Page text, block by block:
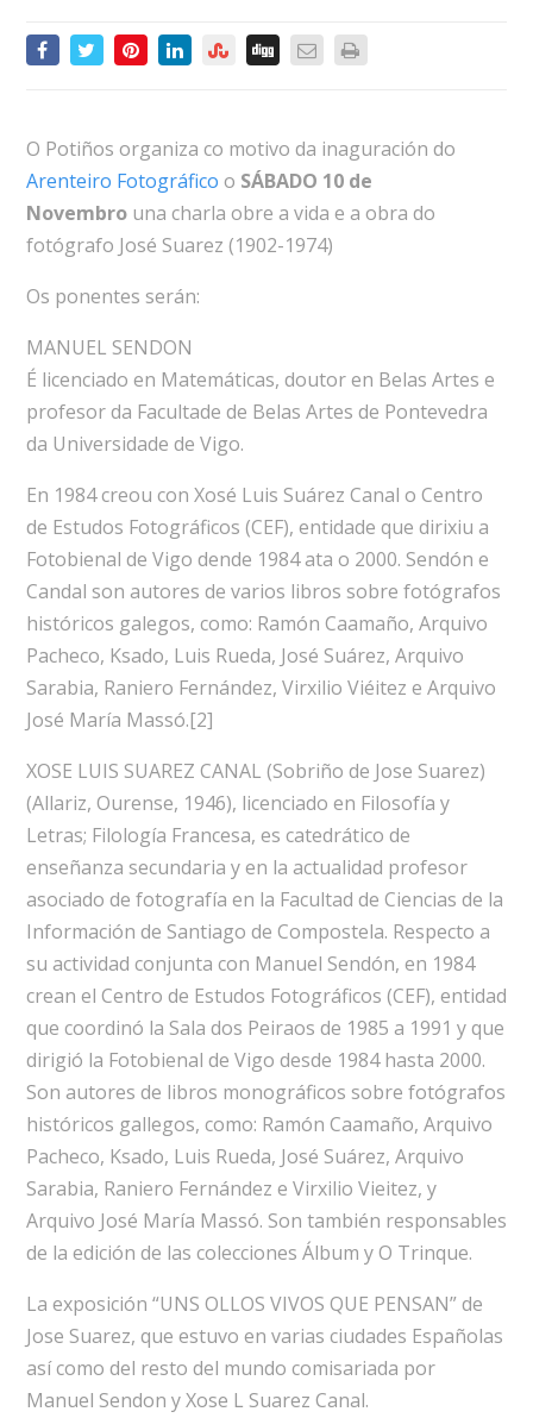
O Potiños organiza co motivo da inaguración do
Arenteiro Fotográfico o SÁBADO 10 de
Novembro una charla obre a vida e a obra do
fotógrafo José Suarez (1902-1974)
Os ponentes serán:
MANUEL SENDON
É licenciado en Matemáticas, doutor en Belas Artes e
profesor da Facultade de Belas Artes de Pontevedra
da Universidade de Vigo.
En 1984 creou con Xosé Luis Suárez Canal o Centro
de Estudos Fotográficos (CEF), entidade que dirixiu a
Fotobienal de Vigo dende 1984 ata o 2000. Sendón e
Candal son autores de varios libros sobre fotógrafos
históricos galegos, como: Ramón Caamaño, Arquivo
Pacheco, Ksado, Luis Rueda, José Suárez, Arquivo
Sarabia, Raniero Fernández, Virxilio Viéitez e Arquivo
José María Massó.[2]
XOSE LUIS SUAREZ CANAL (Sobriño de Jose Suarez)
(Allariz, Ourense, 1946), licenciado en Filosofía y
Letras; Filología Francesa, es catedrático de
enseñanza secundaria y en la actualidad profesor
asociado de fotografía en la Facultad de Ciencias de la
Información de Santiago de Compostela. Respecto a
su actividad conjunta con Manuel Sendón, en 1984
crean el Centro de Estudos Fotográficos (CEF), entidad
que coordinó la Sala dos Peiraos de 1985 a 1991 y que
dirigió la Fotobienal de Vigo desde 1984 hasta 2000.
Son autores de libros monográficos sobre fotógrafos
históricos gallegos, como: Ramón Caamaño, Arquivo
Pacheco, Ksado, Luis Rueda, José Suárez, Arquivo
Sarabia, Raniero Fernández e Virxilio Vieitez, y
Arquivo José María Massó. Son también responsables
de la edición de las colecciones Álbum y O Trinque.
La exposición “UNS OLLOS VIVOS QUE PENSAN” de
Jose Suarez, que estuvo en varias ciudades Españolas
así como del resto del mundo comisariada por
Manuel Sendon y Xose L Suarez Canal.